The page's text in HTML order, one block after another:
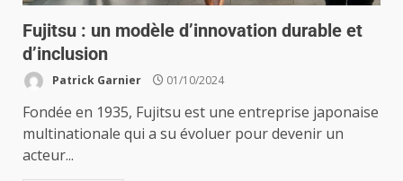
Fujitsu : un modèle d’innovation durable et
d’inclusion
Patrick Garnier 01/10/2024
Fondée en 1935, Fujitsu est une entreprise japonaise
multinationale qui a su évoluer pour devenir un
acteur...